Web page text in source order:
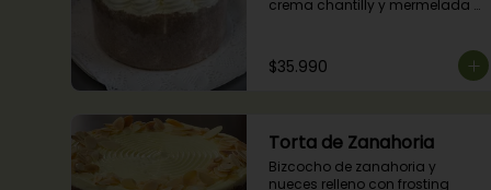
crema chantilly y mermelada
$35.990
Torta de Zanahoria
Bizcocho de zanahoria y
nueces relleno con frosting